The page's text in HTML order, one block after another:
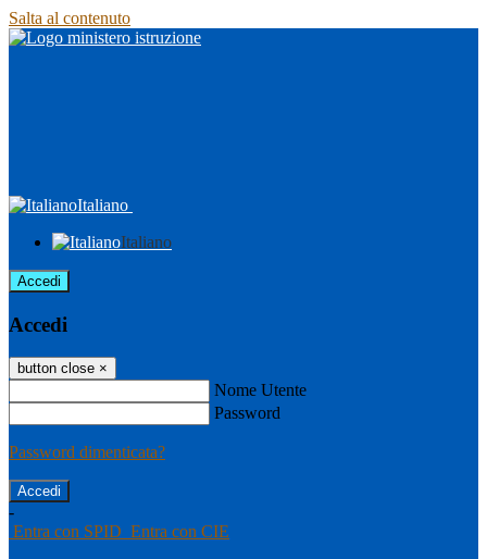
Salta al contenuto
Italiano
Italiano
Accedi
Accedi
button close ×
Nome Utente
Password
Password dimenticata?
-
Entra con SPID Entra con CIE